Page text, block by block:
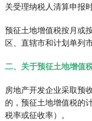
关受理纳税人清算申报
预征土地增值税按月或
区、直辖市和计划单列
二、关于预征土地增值
房地产开发企业采取预
的，预征土地增值税的
税率或征收率）。